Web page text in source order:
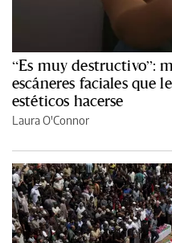
“Es muy destructivo”:
escáneres faciales que
estéticos hacerse
Laura O'Connor